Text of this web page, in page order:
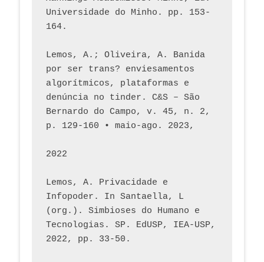
Universidade do Minho. pp. 153-
164.
Lemos, A.; Oliveira, A. Banida
por ser trans? enviesamentos
algorítmicos, plataformas e
denúncia no tinder. C&S – São
Bernardo do Campo, v. 45, n. 2,
p. 129-160 • maio-ago. 2023,
2022
Lemos, A. Privacidade e
Infopoder. In Santaella, L
(org.). Simbioses do Humano e
Tecnologias. SP. EdUSP, IEA-USP,
2022, pp. 33-50.